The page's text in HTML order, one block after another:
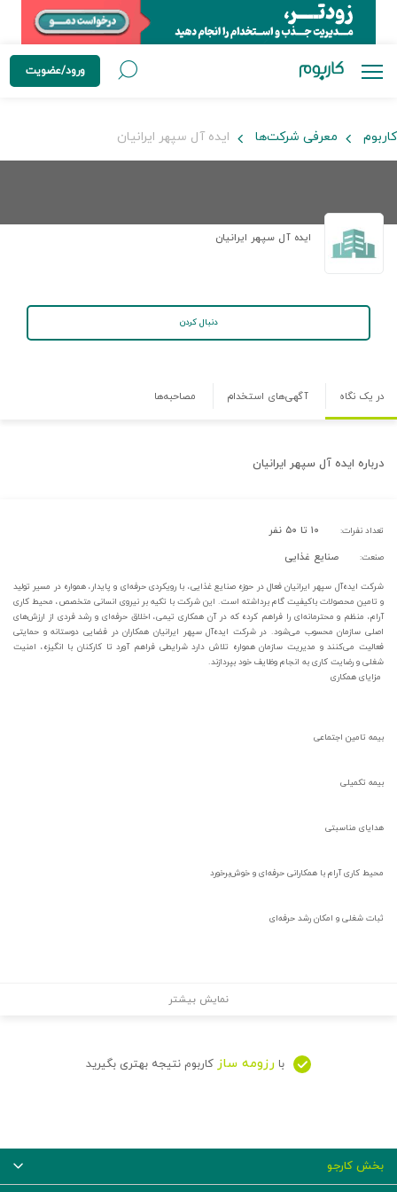
ورود/عضویت
کاربوم معرفی شرکت‌ها ایده آل سپهر ایرانیان
ایده آل سپهر ایرانیان
دنبال کردن
در یک نگاه آگهی‌های استخدام مصاحبه‌ها
درباره ایده آل سپهر ایرانیان
تعداد نفرات: ۱۰ تا ۵۰ نفر
صنعت: صنایع غذایی
شرکت ایده‌آل سپهر ایرانیان فعال در حوزه صنایع غذایی، با رویکردی حرفه‌ای و پایدار، همواره در مسیر تولید
و تامین محصولات باکیفیت گام برداشته است. این شرکت با تکیه بر نیروی انسانی متخصص، محیط کاری
آرام، منظم و محترمانه‌ای را فراهم کرده که در آن همکاری تیمی، اخلاق حرفه‌ای و رشد فردی از ارزش‌های
اصلی سازمان محسوب می‌شود. در شرکت ایده‌آل سپهر ایرانیان همکاران در فضایی دوستانه و حمایتی
فعالیت می‌کنند و مدیریت سازمان همواره تلاش دارد شرایطی فراهم آورد تا کارکنان با انگیزه، امنیت
شغلی و رضایت کاری به انجام وظایف خود بپردازند.
مزایای همکاری
بیمه تامین اجتماعی
بیمه تکمیلی
هدایای مناسبتی
محیط کاری آرام با همکارانی حرفه‌ای و خوش‌برخورد
ثبات شغلی و امکان رشد حرفه‌ای
نمایش بیشتر
با رزومه ساز کاربوم نتیجه بهتری بگیرید
بخش کارجو